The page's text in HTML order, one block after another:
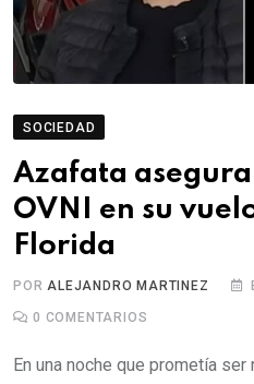
SOCIEDAD
Azafata
OVNI en su
Florida
PORALEJANDRO MARTINEZ
0 COMENTARIOS
En una noche que prometía ser